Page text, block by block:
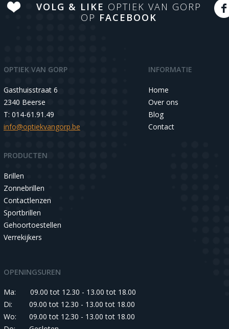
VOLG & LIKE OPTIEK VAN GORP
OP FACEBOOK
OPTIEK VAN GORP
Gasthuisstraat 6
2340 Beerse
T: 014-61.91.49
info@optiekvangorp.be
INFORMATIE
Home
Over ons
Blog
Contact
PRODUCTEN
Brillen
Zonnebrillen
Contactlenzen
Sportbrillen
Gehoortoestellen
Verrekijkers
OPENINGSUREN
Ma:
09.00 tot 12.30 - 13.00 tot 18.00
Di:
09.00 tot 12.30 - 13.00 tot 18.00
Wo:
09.00 tot 12.30 - 13.00 tot 18.00